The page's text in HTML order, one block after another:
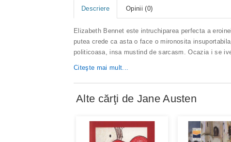
Descriere Opinii (0)
Elizabeth Bennet este intruchiparea perfecta a
putea crede ca asta o face o mironosita
politicoasa, insa mustind de sarcasm. Ocazia i se
Citeşte mai mult...
Alte cărţi de Jane Austen